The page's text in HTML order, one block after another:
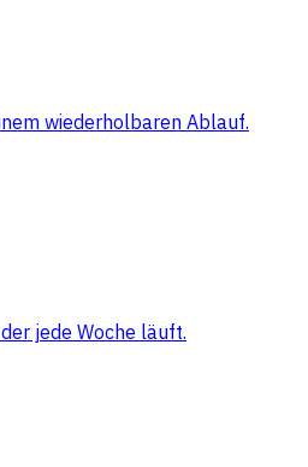
wiederholbaren Ablauf.
jede Woche läuft.